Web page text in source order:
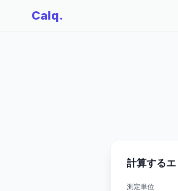
Calq.
計算する
測定単位